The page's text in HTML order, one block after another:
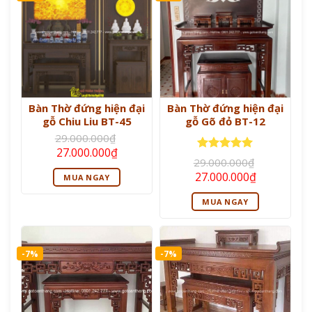
Bàn Thờ đứng hiện đại
gỗ Chiu Liu BT-45
29.000.000₫
Giá
gốc
là:
29.000.000₫.
27.000.000₫Giá
hiện
tại
là:
27.000.000₫.
MUA NGAY
Bàn Thờ đứng hiện đại
gỗ Gõ đỏ BT-12
Được xếp
hạng55
sao
29.000.000₫
Giá
gốc
là:
29.000.000₫.
27.000.000₫Giá
hiện
tại
là:
MUA NGAY
-7% -7%